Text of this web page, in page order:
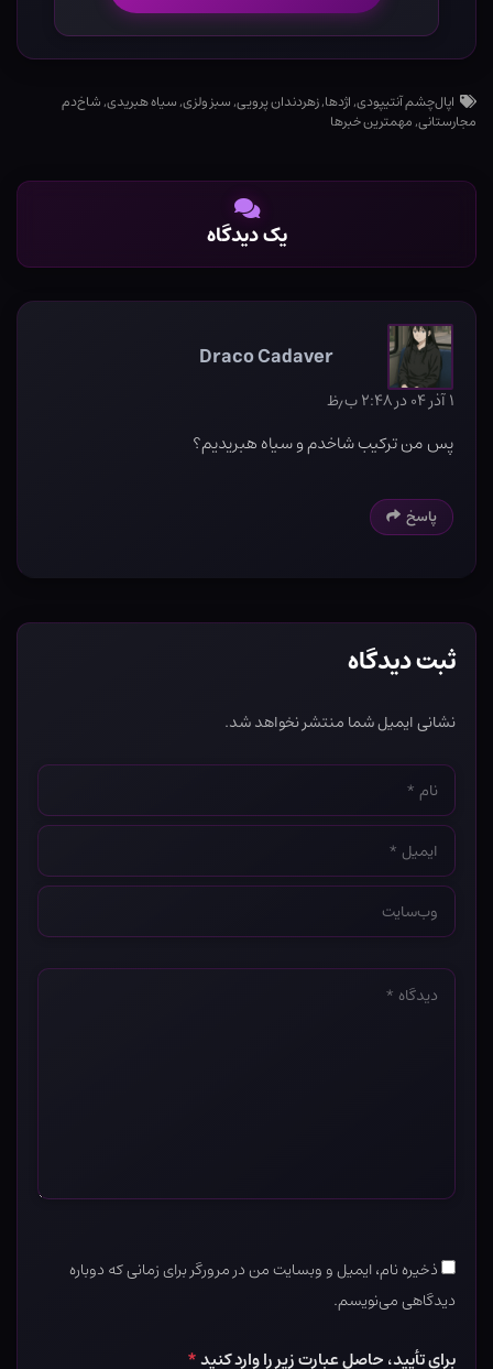
اپال‌چشم آنتیپودی,اژدها,زهردندان پرویی,سبز ولزی,سیاه هبریدی,شاخ‌دم
مجارستانی,مهمترین خبرها
یک دیدگاه
Draco Cadaver
۱ آذر ۰۴ در ۲:۴۸ ب٫ظ
پس من ترکیب شاخدم و سیاه هبریدیم؟
پاسخ
ثبت دیدگاه
نشانی ایمیل شما منتشر نخواهد شد.
نام
*
ایمیل
*
وب‌سایت
*
دیدگاه
ذخیره نام، ایمیل و وبسایت من در مرورگر برای زمانی که دوباره
دیدگاهی می‌نویسم.
برای تأیید، حاصل عبارت زیر را وارد کنید*